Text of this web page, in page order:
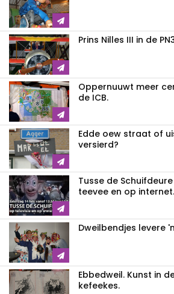
Prins Nilles III in de
Oppernuuwt meer
de ICB.
Edde oew straat of
versierd?
Tusse de
teevee en op internet.
Dweilbendjes levere
Ebbedweil. Kunst in
kefeekes.